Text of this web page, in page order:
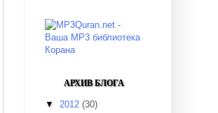
АРХИВ БЛОГА
▼ 2012 (30)